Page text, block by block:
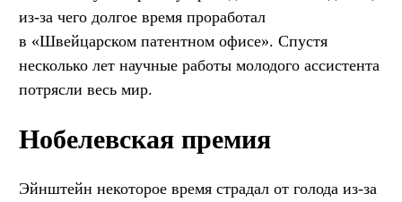
из-за чего долгое время проработал
в «Швейцарском патентном офисе». Спустя
несколько лет научные работы молодого ассистента
потрясли весь мир.
Нобелевская премия
Эйнштейн некоторое время страдал от голода из-за